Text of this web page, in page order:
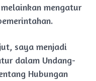
mengatur
saya menjadi
dalam Undang-
Hubungan